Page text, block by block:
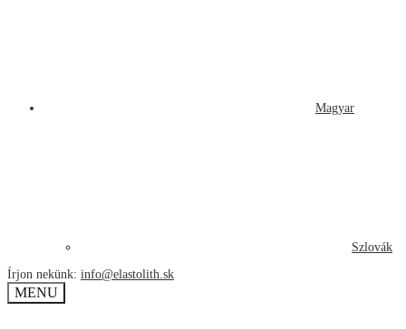
Magyar
Szlovák
Írjon nekünk: info@elastolith.sk
MENU